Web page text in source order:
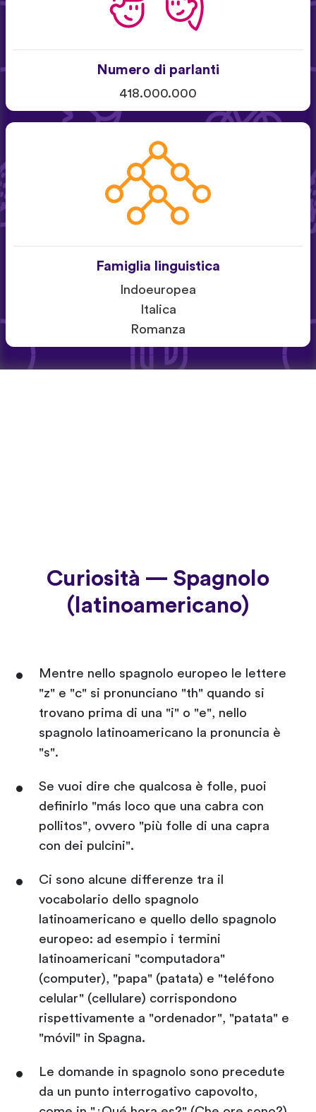
Numero di parlanti
418.000.000
Famiglia linguistica
Indoeuropea
Italica
Romanza
Curiosità — Spagnolo
(latinoamericano)
Mentre nello spagnolo europeo le lettere
"z" e "c" si pronunciano "th" quando si
trovano prima di una "i" o "e", nello
spagnolo latinoamericano la pronuncia è
"s".
Se vuoi dire che qualcosa è folle, puoi
definirlo "más loco que una cabra con
pollitos", ovvero "più folle di una capra
con dei pulcini".
Ci sono alcune differenze tra il
vocabolario dello spagnolo
latinoamericano e quello dello spagnolo
europeo: ad esempio i termini
latinoamericani "computadora"
(computer), "papa" (patata) e "teléfono
celular" (cellulare) corrispondono
rispettivamente a "ordenador", "patata" e
"móvil" in Spagna.
Le domande in spagnolo sono precedute
da un punto interrogativo capovolto,